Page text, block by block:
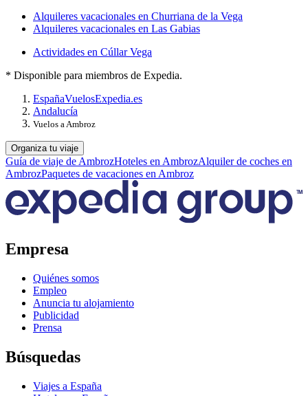
Alquileres vacacionales en Churriana de la Vega
Alquileres vacacionales en Las Gabias
Actividades en Cúllar Vega
* Disponible para miembros de Expedia.
EspañaVuelosExpedia.es
Andalucía
Vuelos a Ambroz
Organiza tu viaje
Guía de viaje de AmbrozHoteles en AmbrozAlquiler de coches en
AmbrozPaquetes de vacaciones en Ambroz
Empresa
Quiénes somos
Empleo
Anuncia tu alojamiento
Publicidad
Prensa
Búsquedas
Viajes a España